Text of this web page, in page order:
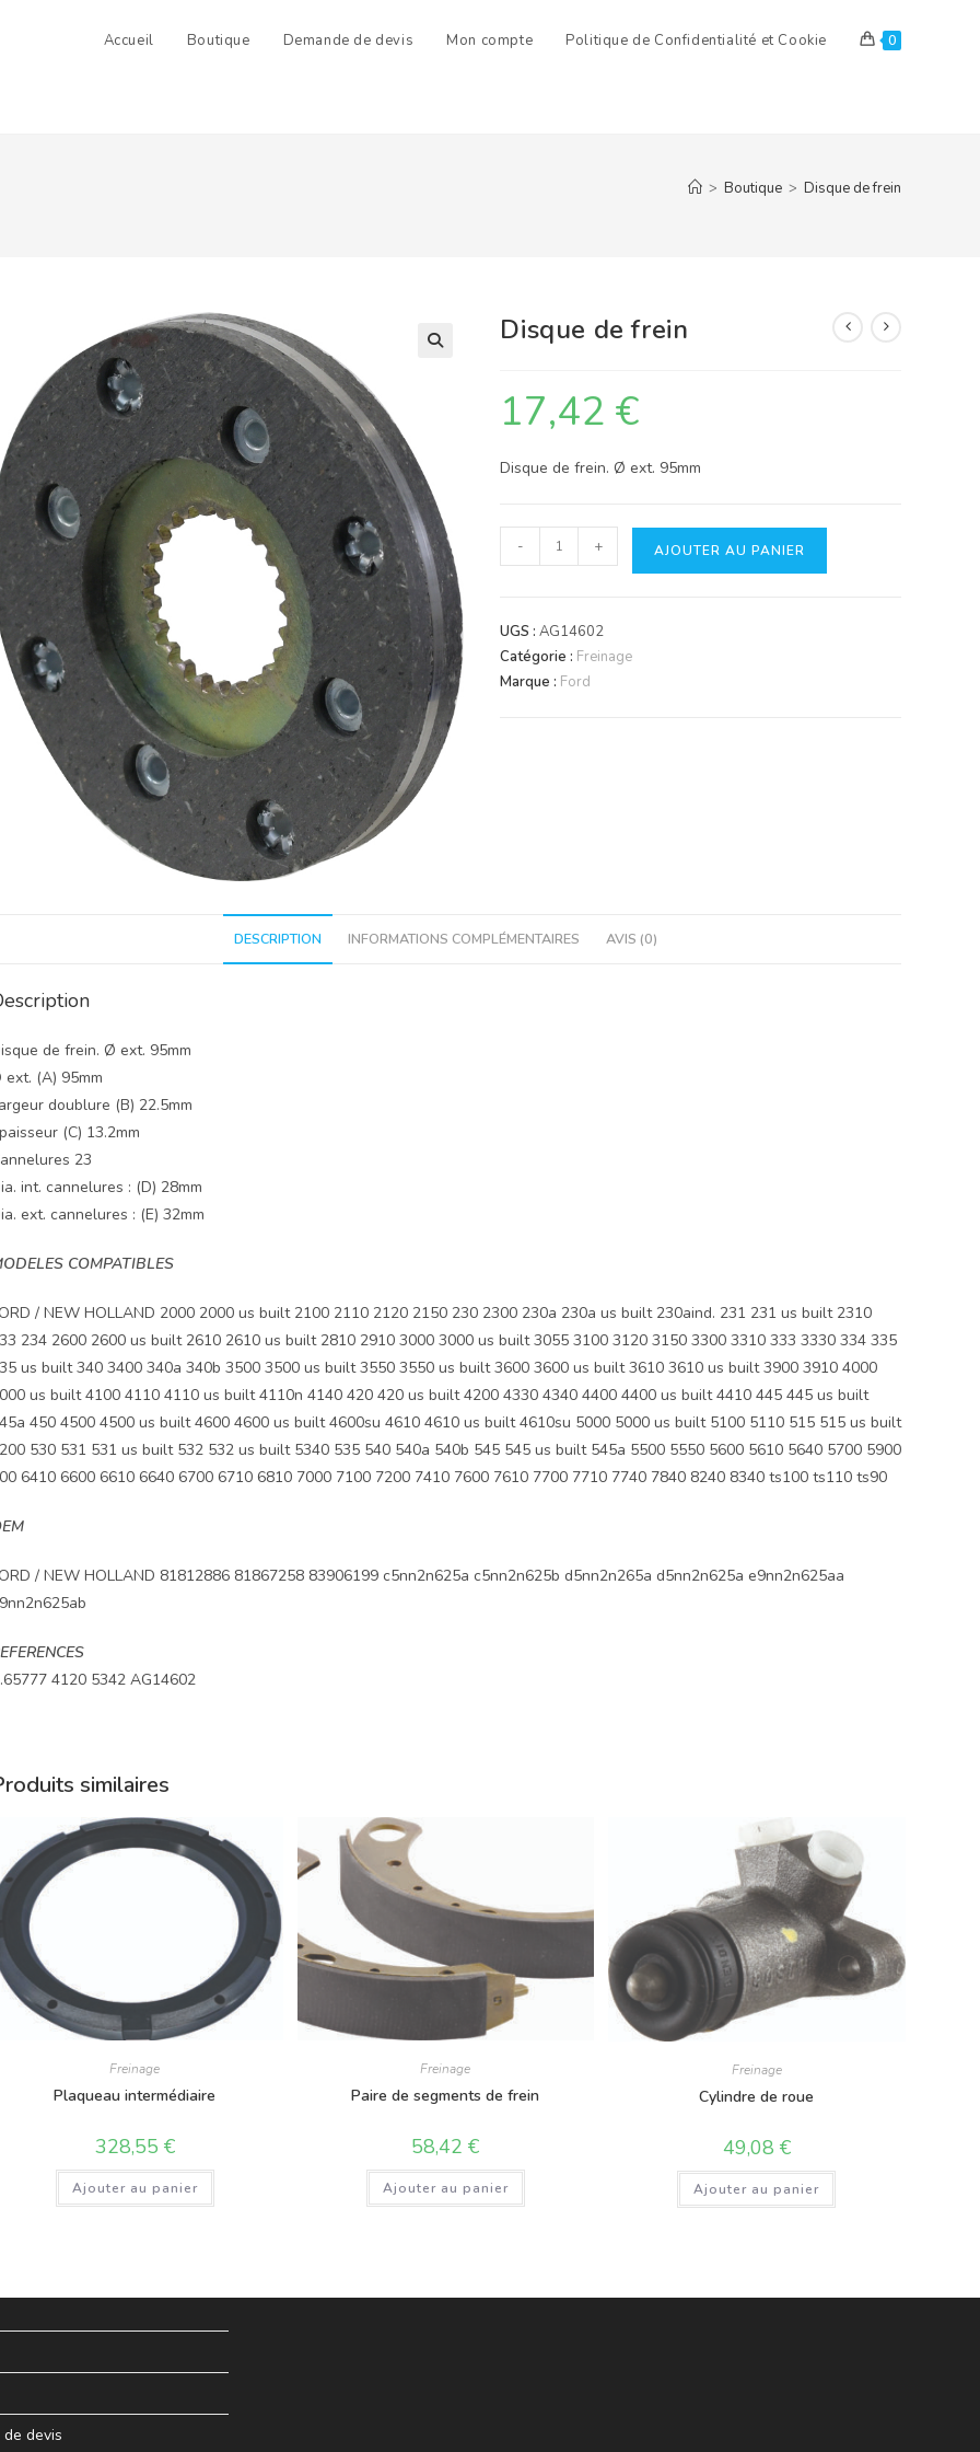
Accueil Boutique Demande de devis Mon compte Politique de Confidentialité et Cookie 0
> Boutique > Disque de frein
Disque de frein
17,42 €
Disque de frein. Ø ext. 95mm
quantité
de
de
frein
- + AJOUTER AU PANIER
UGS :AG14602
Catégorie : Freinage
Marque : Ford
DESCRIPTION INFORMATIONS COMPLÉMENTAIRES AVIS (0)
de frein. Ø ext. 95mm
ext. (A) 95mm
doublure (B) 22.5mm
(C) 13.2mm
23
int. cannelures : (D) 28mm
ext. cannelures : (E) 32mm
COMPATIBLES
/ NEW HOLLAND 2000 2000 us built 2100 2110 2120 2150 230 2300 230a 230a us built 230aind. 231 231 us built 2310
234 2600 2600 us built 2610 2610 us built 2810 2910 3000 3000 us built 3055 3100 3120 3150 3300 3310 333 3330 334 335
us built 340 3400 340a 340b 3500 3500 us built 3550 3550 us built 3600 3600 us built 3610 3610 us built 3900 3910 4000
us built 4100 4110 4110 us built 4110n 4140 420 420 us built 4200 4330 4340 4400 4400 us built 4410 445 445 us built
450 4500 4500 us built 4600 4600 us built 4600su 4610 4610 us built 4610su 5000 5000 us built 5100 5110 515 515 us built
530 531 531 us built 532 532 us built 5340 535 540 540a 540b 545 545 us built 545a 5500 5550 5600 5610 5640 5700 5900
6410 6600 6610 6640 6700 6710 6810 7000 7100 7200 7410 7600 7610 7700 7710 7740 7840 8240 8340 ts100 ts110 ts90
/ NEW HOLLAND 81812886 81867258 83906199 c5nn2n625a c5nn2n625b d5nn2n265a d5nn2n625a e9nn2n625aa
4120 5342 AG14602
similaires
Freinage
Plaqueau intermédiaire
328,55 €
Ajouter au panier
Freinage
Paire de segments de frein
58,42€
Ajouter au panier
Freinage
Cylindre de roue
49,08 €
Ajouter au panier
devis